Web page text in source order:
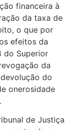
financeira à
da taxa de
o que por
efeitos da
do Superior
da
do
onerosidade
de Justiça